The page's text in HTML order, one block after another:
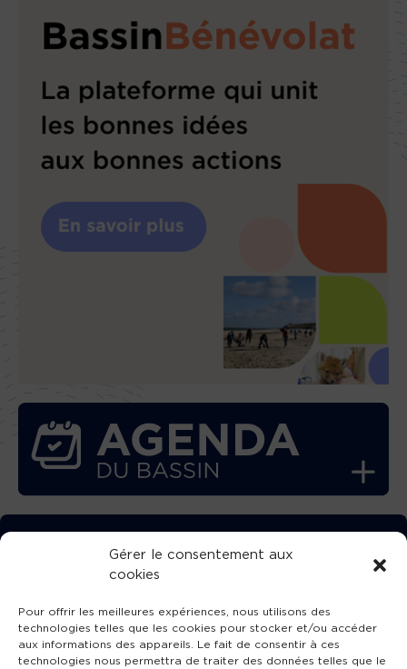
Gérer le consentement aux
cookies
Pour offrir les meilleures expériences, nous utilisons des
technologies telles que les cookies pour stocker et/ou accéder
aux informations des appareils. Le fait de consentir à ces
technologies nous permettra de traiter des données telles que le
TÉLÉCHARGEZ GRATUITEMENT
L’APPLICATION TVBA !